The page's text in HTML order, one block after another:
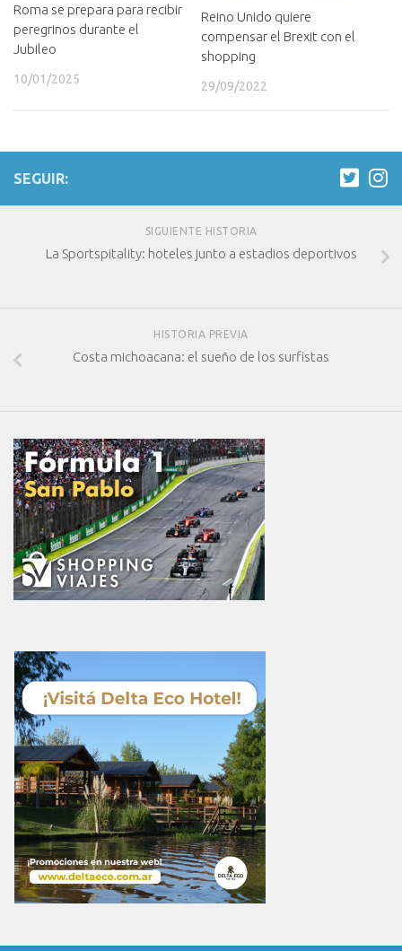
Roma se prepara para recibir
peregrinos durante el
Jubileo
10/01/2025
Reino Unido quiere
compensar el Brexit con el
shopping
29/09/2022
SEGUIR:
SIGUIENTE HISTORIA
La Sportspitality: hoteles junto a estadios deportivos
HISTORIA PREVIA
Costa michoacana: el sueño de los surfistas